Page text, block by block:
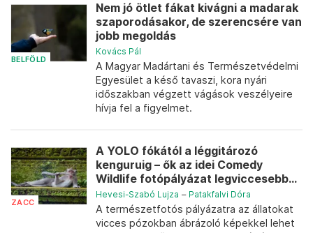
BELFÖLD
Nem jó ötlet fákat kivágni a madarak
szaporodásakor, de szerencsére van
jobb megoldás
Kovács Pál
A Magyar Madártani és Természetvédelmi
Egyesület a késő tavaszi, kora nyári
időszakban végzett vágások veszélyeire
hívja fel a figyelmet.
ZACC
A YOLO fókától a léggitározó
kenguruig – ők az idei Comedy
Wildlife fotópályázat legviccesebb...
Hevesi-Szabó Lujza – Patakfalvi Dóra
A természetfotós pályázatra az állatokat
vicces pózokban ábrázoló képekkel lehet